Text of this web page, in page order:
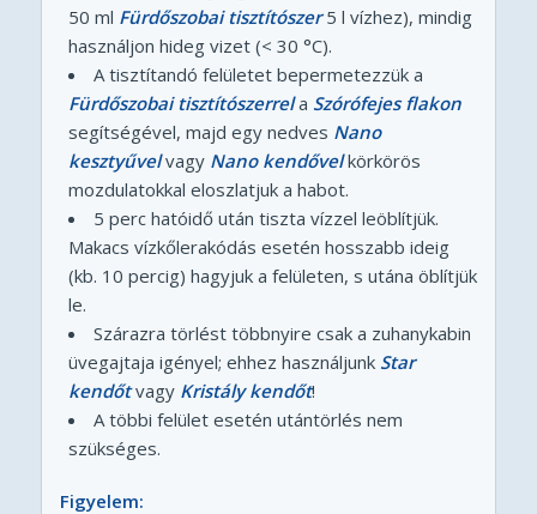
50 ml Fürdőszobai tisztítószer5 l vízhez), mindig
használjon hideg vizet (< 30 °C).
A tisztítandó felületet bepermetezzük a
Fürdőszobai tisztítószerrela Szórófejes flakon
segítségével, majd egy nedves Nano
kesztyűvelvagy Nano kendővelkörkörös
mozdulatokkal eloszlatjuk a habot.
5 perc hatóidő után tiszta vízzel leöblítjük.
Makacs vízkőlerakódás esetén hosszabb ideig
(kb. 10 percig) hagyjuk a felületen, s utána öblítjük
le.
Szárazra törlést többnyire csak a zuhanykabin
üvegajtaja igényel; ehhez használjunk Star
kendőtvagy Kristály kendőt!
A többi felület esetén utántörlés nem
szükséges.
Figyelem: